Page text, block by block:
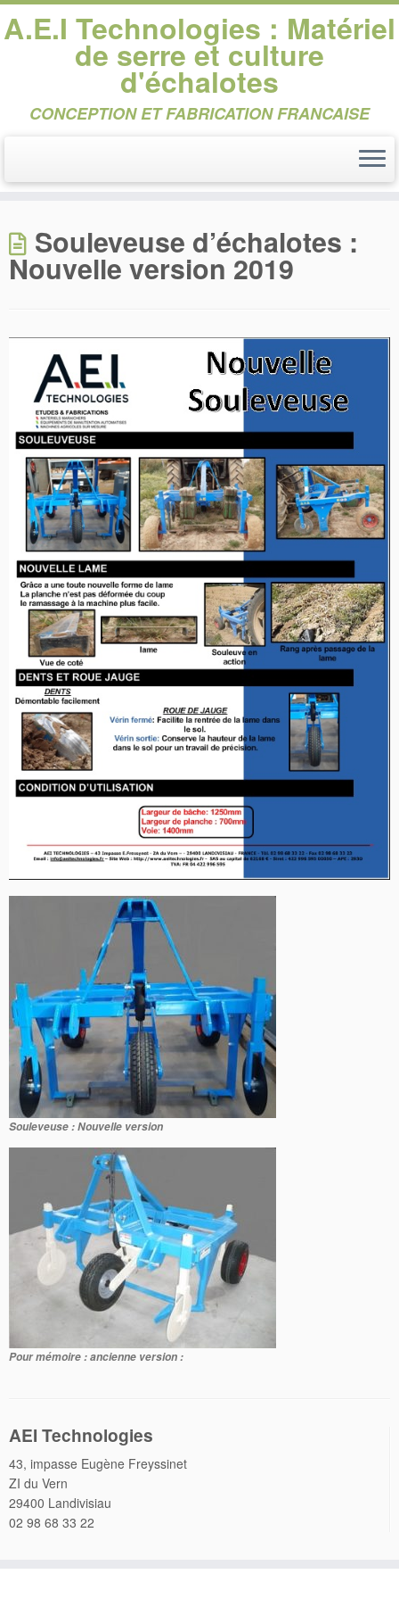
au
contenu
A.E.I Technologies : Matériel
de serre et culture
d'échalotes
CONCEPTION ET FABRICATION FRANCAISE
Souleveuse d’échalotes :
Nouvelle version 2019
Souleveuse : Nouvelle version
Pour mémoire : ancienne version :
AEI Technologies
43, impasse Eugène Freyssinet
ZI du Vern
29400 Landivisiau
02 98 68 33 22